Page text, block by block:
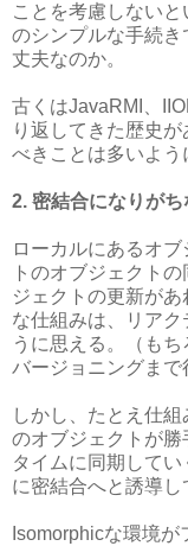
ことを考慮しない
のシンプルな手続
丈夫なのか。
古くはJavaRMI、
り返してきた歴史
べきことは多いよう
2. 密結合になりがち
ローカルにあるオ
トのオブジェクト
ジェクトの更新が
な仕組みは、リア
うに思える。（も
バージョニングまで
しかし、たとえ仕
のオブジェクトが
タイムに同期して
に密結合へと誘導し
Isomorphicな環境